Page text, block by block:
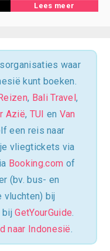
Lees meer
waar
kunt boeken.
, Bali Travel,
Azië, TUI en Van
een reis naar
vliegtickets via
Booking.com of
(bv. bus- en
vluchten) bij
bijGetYourGuide.
naar Indonesië.